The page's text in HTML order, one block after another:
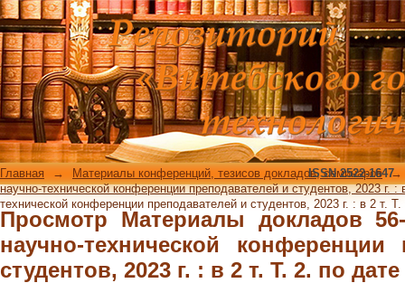
Просмотр Материалы докладов
конференции преподавателей и
публикации
Главная → Материалы конференций, тезисов докладов, семинаров →
научно-технической конференции преподавателей и студентов, 2023 г. :
технической конференции преподавателей и студентов, 2023 г. : в 2 т.
ISSN 2522-1647
Просмотр Материалы докладов
научно-технической конференции
студентов, 2023 г. : в 2 т. Т. 2. по